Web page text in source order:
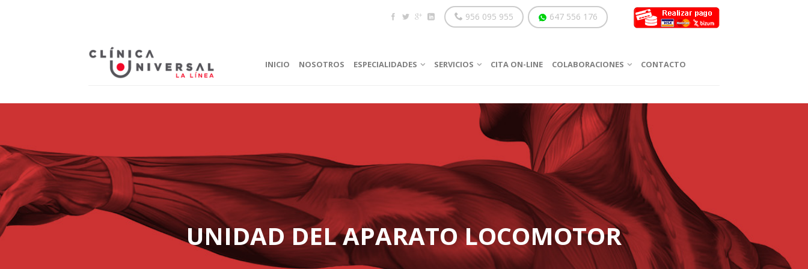
956 095 955 647 556 176
INICIO NOSOTROS ESPECIALIDADES SERVICIOS CITA ON-LINE COLABORACIONES CONTACTO
UNIDAD DEL APARATO LOCOMOTOR